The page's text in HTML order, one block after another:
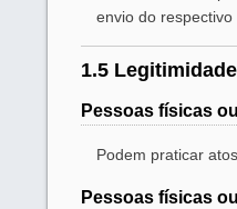
envio do respectivo
1.5
Pessoas físicas
Podem praticar
Pessoas físicas